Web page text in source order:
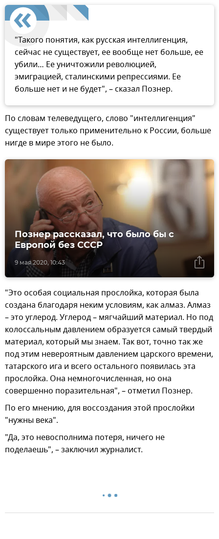
"Такого понятия, как русская интеллигенция,
сейчас не существует, ее вообще нет больше, ее
убили… Ее уничтожили революцией,
эмиграцией, сталинскими репрессиями. Ее
больше нет и не будет", – сказал Познер.
По словам телеведущего, слово "интеллигенция"
существует только применительно к России, больше
нигде в мире этого не было.
9 мая 2020, 10:43
Познер рассказал, что было бы с
Европой без СССР
"Это особая социальная прослойка, которая была
создана благодаря неким условиям, как алмаз. Алмаз
– это углерод. Углерод – мягчайший материал. Но под
колоссальным давлением образуется самый твердый
материал, который мы знаем. Так вот, точно так же
под этим невероятным давлением царского времени,
татарского ига и всего остального появилась эта
прослойка. Она немногочисленная, но она
совершенно поразительная", – отметил Познер.
По его мнению, для воссоздания этой прослойки
"нужны века".
"Да, это невосполнима потеря, ничего не
поделаешь", – заключил журналист.